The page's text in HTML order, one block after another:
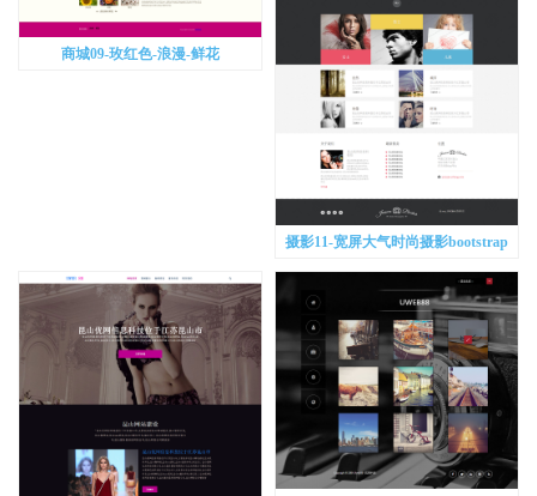
商城09-玫红色-浪漫-鲜花
摄影11-宽屏大气时尚摄影bootstrap